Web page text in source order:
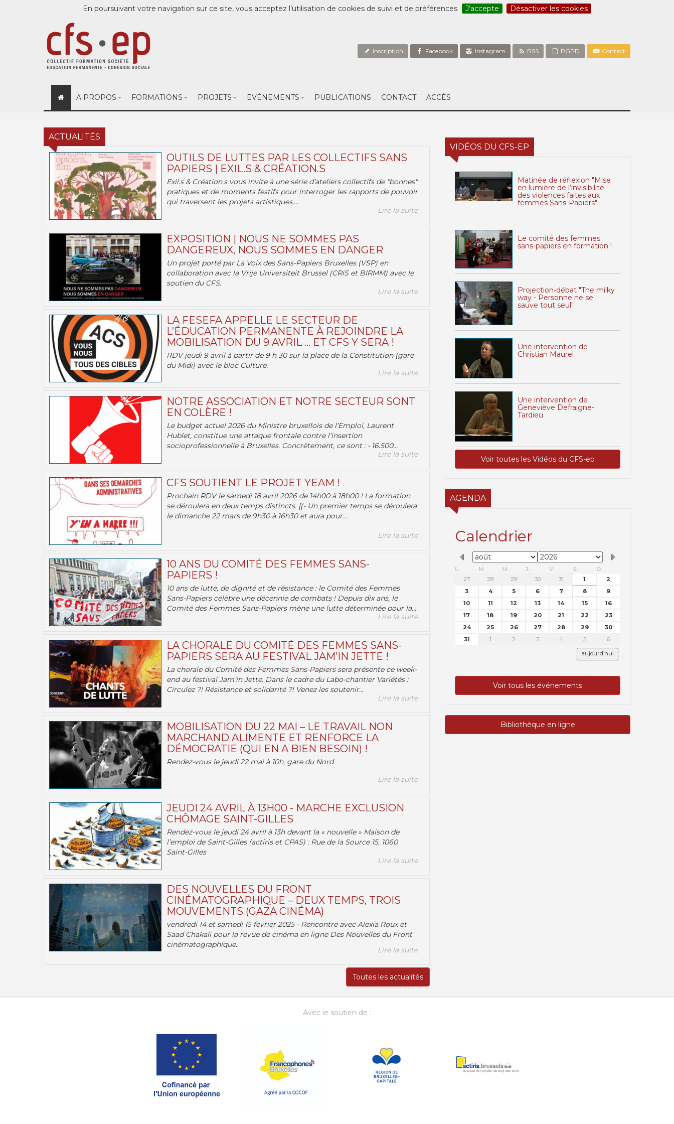
En poursuivant votre navigation sur ce site, vous acceptez l’utilisation de cookies de suivi et de préférences J’accepte Désactiver les cookies
Inscription Facebook Instagram RSS RGPD Contact
A PROPOS FORMATIONS PROJETS EVÉNEMENTS PUBLICATIONS CONTACT ACCÈS
ACTUALITÉS
OUTILS DE LUTTES PAR LES COLLECTIFS SANS
PAPIERS | EXIL.S & CRÉATION.S
Exil.s & Création.s vous invite à une série d’ateliers collectifs de "bonnes"
pratiques et de moments festifs pour interroger les rapports de pouvoir
qui traversent les projets artistiques,...
Lire la suite
EXPOSITION | NOUS NE SOMMES PAS
DANGEREUX, NOUS SOMMES EN DANGER
Un projet porté par La Voix des Sans-Papiers Bruxelles (VSP) en
collaboration avec la Vrije Universiteit Brussel (CRiS et BIRMM) avec le
soutien du CFS.
Lire la suite
LA FESEFA APPELLE LE SECTEUR DE
L’ÉDUCATION PERMANENTE À REJOINDRE LA
MOBILISATION DU 9 AVRIL … ET CFS Y SERA !
RDV jeudi 9 avril à partir de 9 h 30 sur la place de la Constitution (gare
du Midi) avec le bloc Culture.
Lire la suite
NOTRE ASSOCIATION ET NOTRE SECTEUR SONT
EN COLÈRE !
Le budget actuel 2026 du Ministre bruxellois de l’Emploi, Laurent
Hublet, constitue une attaque frontale contre l’insertion
socioprofessionnelle à Bruxelles. Concrètement, ce sont : • 16.500...
Lire la suite
CFS SOUTIENT LE PROJET YEAM !
Prochain RDV le samedi 18 avril 2026 de 14h00 à 18h00 ! La formation
se déroulera en deux temps distincts. [(- Un premier temps se déroulera
le dimanche 22 mars de 9h30 à 16h30 et aura pour...
Lire la suite
10 ANS DU COMITÉ DES FEMMES SANS-
PAPIERS !
10 ans de lutte, de dignité et de résistance : le Comité des Femmes
Sans-Papiers célèbre une décennie de combats ! Depuis dix ans, le
Comité des Femmes Sans-Papiers mène une lutte déterminée pour la...
Lire la suite
LA CHORALE DU COMITÉ DES FEMMES SANS-
PAPIERS SERA AU FESTIVAL JAM’IN JETTE !
La chorale du Comité des Femmes Sans-Papiers sera présente ce week-
end au festival Jam’in Jette. Dans le cadre du Labo-chantier Variétés :
Circulez ?! Résistance et solidarité ?! Venez les soutenir...
Lire la suite
MOBILISATION DU 22 MAI – LE TRAVAIL NON
MARCHAND ALIMENTE ET RENFORCE LA
DÉMOCRATIE (QUI EN A BIEN BESOIN) !
Rendez-vous le jeudi 22 mai à 10h, gare du Nord
Lire la suite
JEUDI 24 AVRIL À 13H00 - MARCHE EXCLUSION
CHÔMAGE SAINT-GILLES
Rendez-vous le jeudi 24 avril à 13h devant la « nouvelle » Maison de
l’emploi de Saint-Gilles (actiris et CPAS) : Rue de la Source 15, 1060
Saint-Gilles
Lire la suite
DES NOUVELLES DU FRONT
CINÉMATOGRAPHIQUE – DEUX TEMPS, TROIS
MOUVEMENTS (GAZA CINÉMA)
vendredi 14 et samedi 15 février 2025 - Rencontre avec Alexia Roux et
Saad Chakali pour la revue de cinéma en ligne Des Nouvelles du Front
cinématographique.
Lire la suite
Toutes les actualités
VIDÉOS DU CFS-EP
Matinée de réflexion "Mise
en lumière de l’invisibilité
des violences faites aux
femmes Sans-Papiers"
Le comité des femmes
sans-papiers en formation !
Projection-débat "The milky
way - Personne ne se
sauve tout seul".
Une intervention de
Christian Maurel
Une intervention de
Geneviève Defraigne-
Tardieu
Voir toutes les Vidéos du CFS-ep
AGENDA
Calendrier
L. M. M. J. V. S.
D.
27
28 29 30 31 1
2
3
4 5 6 7 8
9
10
11 12 13 14 15
16
17
18 19 20 21 22
23
24
25 26 27 28 29
30
31
1 2 3 4 5 6
aujourd’hui
Voir tous les événements
Bibliothèque en ligne
Avec le soutien de :